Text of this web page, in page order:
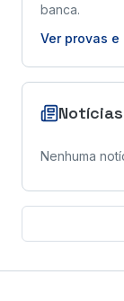
banca.
Ver provas
Notícias
Nenhuma